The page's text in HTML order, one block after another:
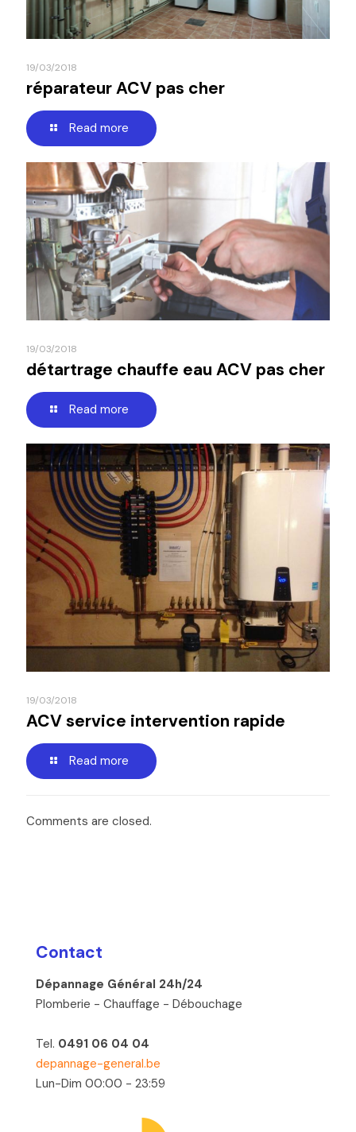
19/03/2018
réparateur ACV pas cher
Read more
19/03/2018
détartrage chauffe eau ACV pas cher
Read more
19/03/2018
ACV service intervention rapide
Read more
Comments are closed.
Contact
Dépannage Général 24h/24
Plomberie - Chauffage - Débouchage
Tel. 0491 06 04 04
depannage-general.be
Lun-Dim 00:00 - 23:59